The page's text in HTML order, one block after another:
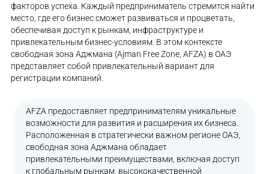
факторов успеха. Каждый предприниматель стремится найти
место, где его бизнес сможет развиваться и процветать,
обеспечивая доступ к рынкам, инфраструктуре и
привлекательным бизнес-условиям. В этом контексте
свободная зона Аджмана (Ajman Free Zone, AFZA) в ОАЭ
представляет собой привлекательный вариант для
регистрации компаний.
AFZA предоставляет предпринимателям уникальные
возможности для развития и расширения их бизнеса.
Расположенная в стратегически важном регионе ОАЭ,
свободная зона Аджмана обладает
привлекательными преимуществами, включая доступ
к глобальным рынкам, высококачественной